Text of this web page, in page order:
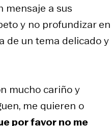
mensaje a sus
y no profundizar en
de un tema delicado y
mucho cariño y
me quieren o
por favor no me